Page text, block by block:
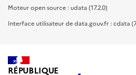
Moteur open source : udata (17.2.0)
Interface utilisateur de data.gouv.fr : cdata
RÉPUBLIQUE